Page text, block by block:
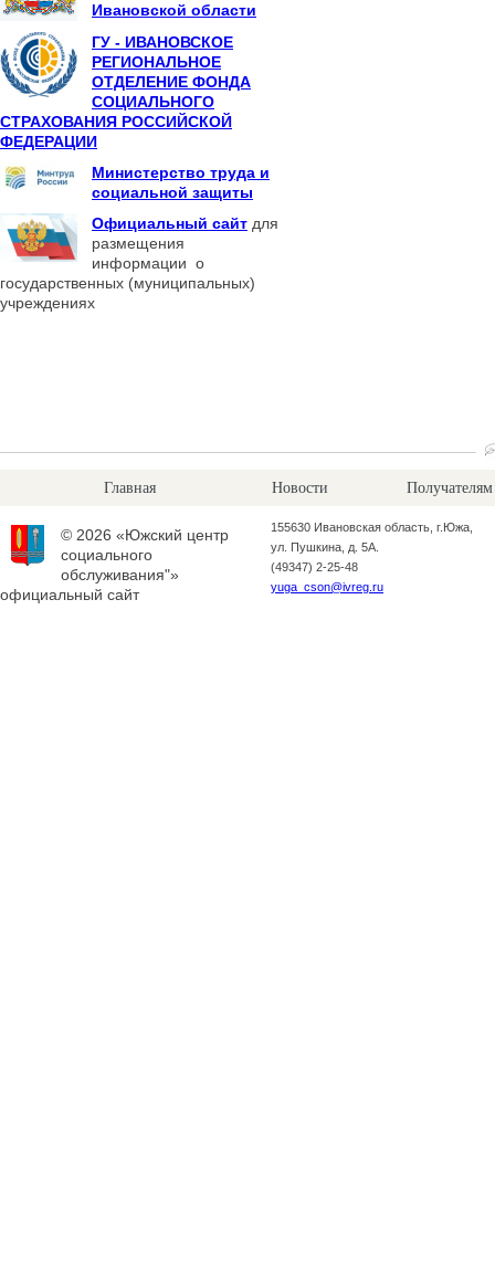
Ивановской области
ГУ - ИВАНОВСКОЕ
РЕГИОНАЛЬНОЕ
ОТДЕЛЕНИЕ ФОНДА
СОЦИАЛЬНОГО
СТРАХОВАНИЯ РОССИЙСКОЙ
ФЕДЕРАЦИИ
Министерство труда и
социальной защиты
Официальный сайт для
размещения
информации о
государственных (муниципальных)
учреждениях
Главная Новости Получателям
© 2026 «Южский центр
социального
обслуживания"»
официальный сайт
155630 Ивановская область, г.Южа,
ул. Пушкина, д. 5А.
(49347) 2-25-48
yuga_cson@ivreg.ru